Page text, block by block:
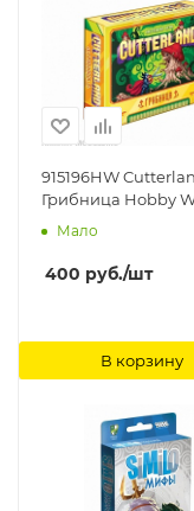
915196HW
Грибница Hobby
Мало
400 руб./шт
В корзину